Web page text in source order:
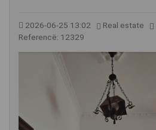
2026-06-25 13:02 Real estate
Referencë: 12329